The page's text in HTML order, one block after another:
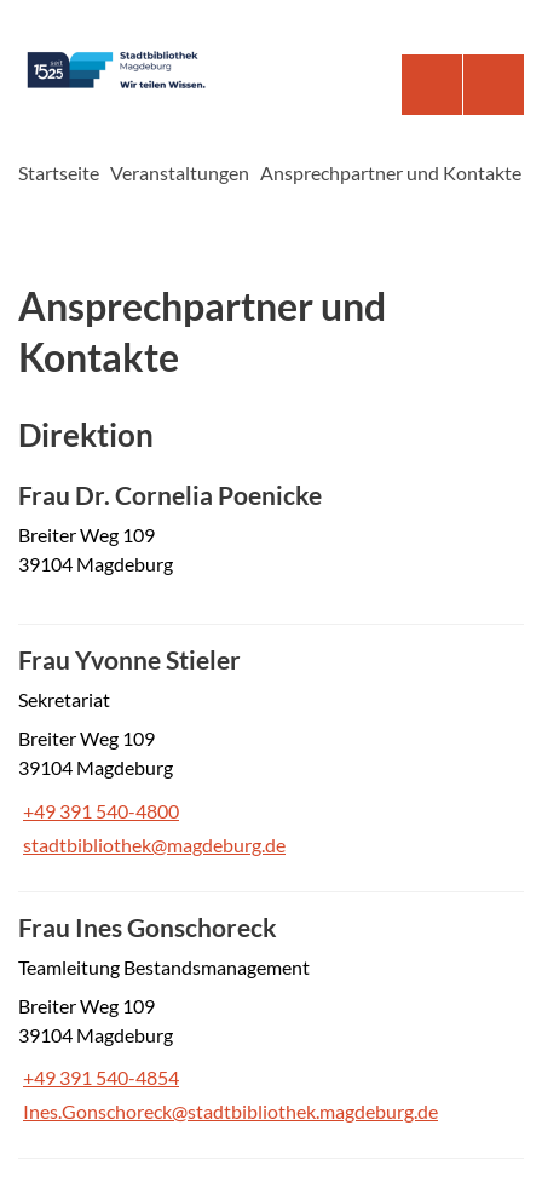
Startseite Veranstaltungen Ansprechpartner und Kontakte
Ansprechpartner und
Kontakte
Direktion
Frau Dr. Cornelia Poenicke
Breiter Weg 109
39104 Magdeburg
Frau Yvonne Stieler
Sekretariat
Breiter Weg 109
39104 Magdeburg
+49 391 540-4800
stadtbibliothek@magdeburg.de
Frau Ines Gonschoreck
Teamleitung Bestandsmanagement
Breiter Weg 109
39104 Magdeburg
+49 391 540-4854
Ines.Gonschoreck@stadtbibliothek.magdeburg.de